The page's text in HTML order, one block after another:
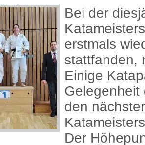
Bei der
erstmals
stattfanden,
Einige
Gelegenheit
den
Der